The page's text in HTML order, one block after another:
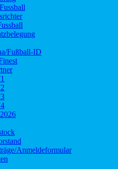
Fußball-ID
Anmeldeformular